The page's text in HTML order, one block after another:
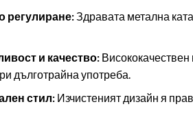
регулиране:Здравата метална
и качество:Висококачествен
дълготрайна употреба.
стил:Изчистеният дизайн я